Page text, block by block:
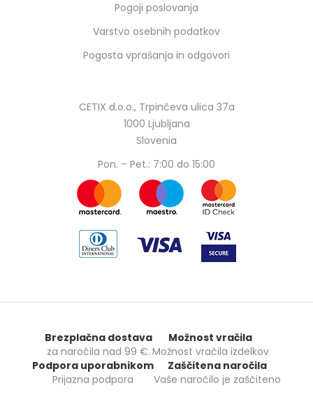
Pogoji poslovanja
Varstvo osebnih podatkov
Pogosta vprašanja in odgovori
CETIX d.o.o., Trpinčeva ulica 37a
1000 Ljubljana
Slovenia
Pon. – Pet.: 7:00 do 15:00
Brezplačna dostava
za naročila nad 99 €.
Možnost vračila
Možnost vračila izdelkov
Podpora uporabnikom
Prijazna podpora
Zaščitena naročila
Vaše naročilo je zaščiteno